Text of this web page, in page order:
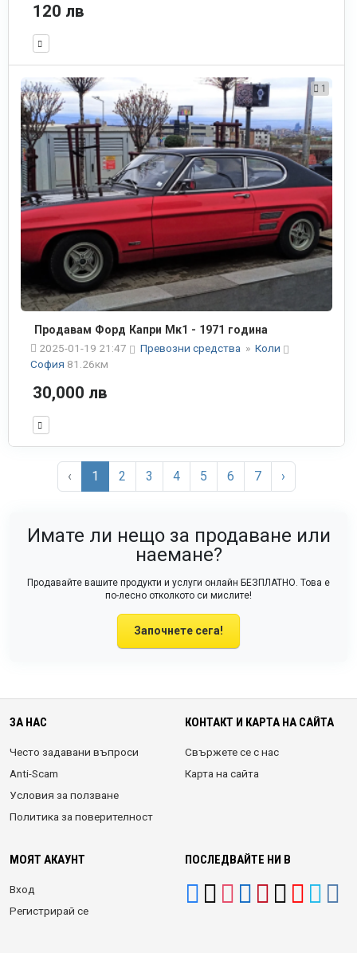
120 лв
1
Продавам Форд Капри Мк1 - 1971 година
2025-01-19 21:47
Превозни средства » Коли
София 81.26км
30,000 лв
‹ 1 2 3 4 5 6 7 ›
Имате ли нещо за продаване или
наемане?
Продавайте вашите продукти и услуги онлайн БЕЗПЛАТНО. Това е
по-лесно отколкото си мислите!
Започнете сега!
ЗА НАС
Често задавани въпроси
Anti-Scam
Условия за ползване
Политика за поверителност
КОНТАКТ И КАРТА НА САЙТА
Свържете се с нас
Карта на сайта
МОЯТ АКАУНТ
Вход
Регистрирай се
ПОСЛЕДВАЙТЕ НИ В